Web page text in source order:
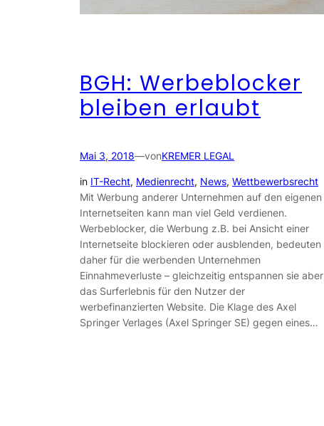
BGH: Werbeblocker
bleiben erlaubt
Mai 3, 2018—vonKREMER LEGAL
in IT-Recht, Medienrecht, News, Wettbewerbsrecht
Mit Werbung anderer Unternehmen auf den eigenen
Internetseiten kann man viel Geld verdienen.
Werbeblocker, die Werbung z.B. bei Ansicht einer
Internetseite blockieren oder ausblenden, bedeuten
daher für die werbenden Unternehmen
Einnahmeverluste – gleichzeitig entspannen sie aber
das Surferlebnis für den Nutzer der
werbefinanzierten Website. Die Klage des Axel
Springer Verlages (Axel Springer SE) gegen eines…